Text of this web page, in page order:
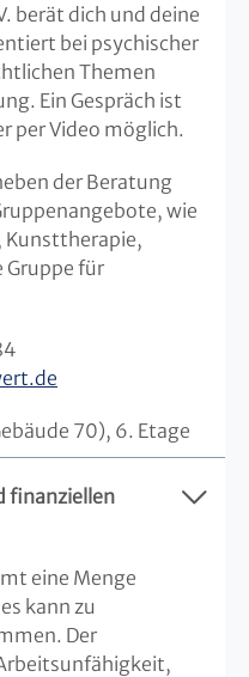
berät dich und deine
bei psychischer
Themen
Ein Gespräch ist
per Video möglich.
der Beratung
wie
Kunsttherapie,
Gruppe für
70), 6. Etage
finanziellen
eine Menge
kann zu
Der